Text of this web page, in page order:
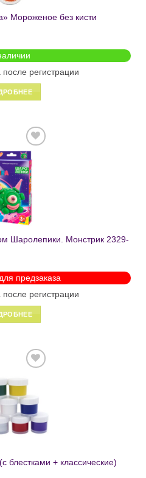
Мороженое без кисти
регистрации
Добавить
в список
желаний
Шаролепики. Монстрик 2329-
предзаказа
после регистрации
в список
желаний
блестками + классические)